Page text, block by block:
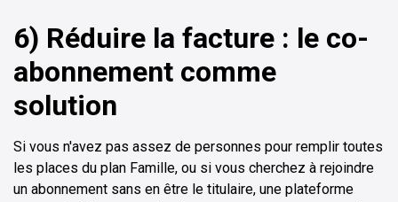
6) Réduire la facture : le co-
abonnement comme
solution
Si vous n'avez pas assez de personnes pour remplir toutes
les places du plan Famille, ou si vous cherchez à rejoindre
un abonnement sans en être le titulaire, une plateforme